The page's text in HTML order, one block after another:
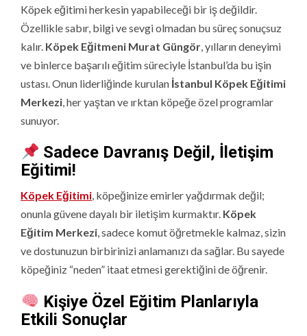
Köpek eğitimi herkesin yapabileceği bir iş değildir.
Özellikle sabır, bilgi ve sevgi olmadan bu süreç sonuçsuz
kalır. Köpek Eğitmeni Murat Güngör , yılların deneyimi
ve binlerce başarılı eğitim süreciyle İstanbul’da bu işin
ustası. Onun liderliğinde kurulan İstanbul Köpek Eğitimi
Merkezi , her yaştan ve ırktan köpeğe özel programlar
sunuyor.
Sadece Davranış Değil, İletişim
Eğitimi!
Köpek Eğitimi, köpeğinize emirler yağdırmak değil;
onunla güvene dayalı bir iletişim kurmaktır. Köpek
Eğitim Merkezi, sadece komut öğretmekle kalmaz, sizin
ve dostunuzun birbirinizi anlamanızı da sağlar. Bu sayede
köpeğiniz “neden” itaat etmesi gerektiğini de öğrenir.
Kişiye Özel Eğitim Planlarıyla
Etkili Sonuçlar